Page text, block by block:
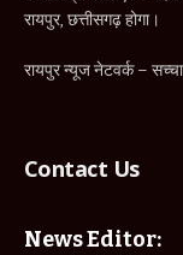
रायपुर, छत्तीसगढ़ होगा।
रायपुर न्यूज नेटवर्क –
Contact Us
News Editor: